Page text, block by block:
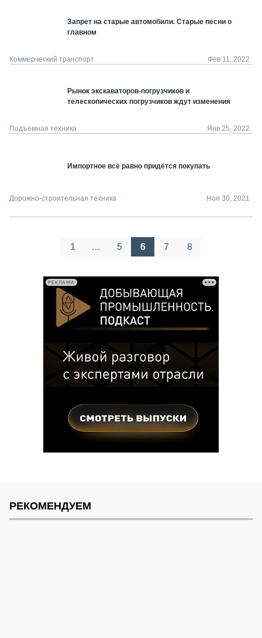
Запрет на старые автомобили. Старые песни о
главном
Коммерческий транспорт Фев 11, 2022
Рынок экскаваторов-погрузчиков и
телескопических погрузчиков ждут изменения
Подъёмная техника Янв 25, 2022
Импортное всё равно придётся покупать
Дорожно-строительная техника Ноя 30, 2021
Пагинация
1 … 5 6 7 8
РЕКЛАМА
РЕКОМЕНДУЕМ